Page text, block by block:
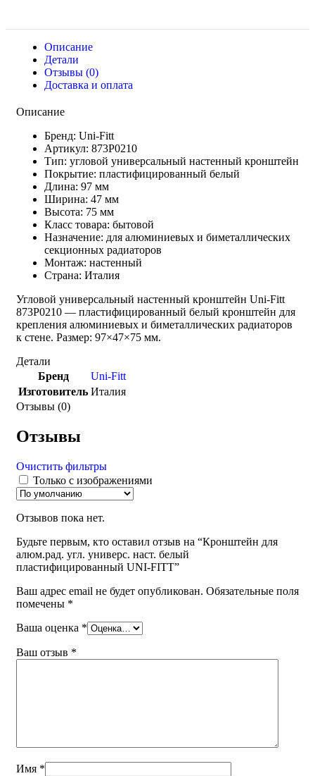
Описание
Детали
Отзывы (0)
Доставка и оплата
Описание
Бренд: Uni-Fitt
Артикул: 873P0210
Тип: угловой универсальный настенный кронштейн
Покрытие: пластифицированный белый
Длина: 97 мм
Ширина: 47 мм
Высота: 75 мм
Класс товара: бытовой
Назначение: для алюминиевых и биметаллических
секционных радиаторов
Монтаж: настенный
Страна: Италия
Угловой универсальный настенный кронштейн Uni-Fitt
873P0210 — пластифицированный белый кронштейн для
крепления алюминиевых и биметаллических радиаторов
к стене. Размер: 97×47×75 мм.
Детали
Бренд
Uni-Fitt
Изготовитель Италия
Отзывы (0)
Отзывы
Очистить фильтры
Только с изображениями
Отзывов пока нет.
Будьте первым, кто оставил отзыв на “Кронштейн для
алюм.рад. угл. универс. наст. белый
пластифицированный UNI-FITT”
Ваш адрес email не будет опубликован. Обязательные поля
помечены *
Ваша оценка *
Ваш отзыв *
Имя *